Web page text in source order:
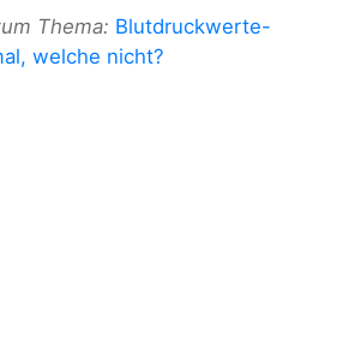
Thema: Blutdruckwerte-
welche nicht?